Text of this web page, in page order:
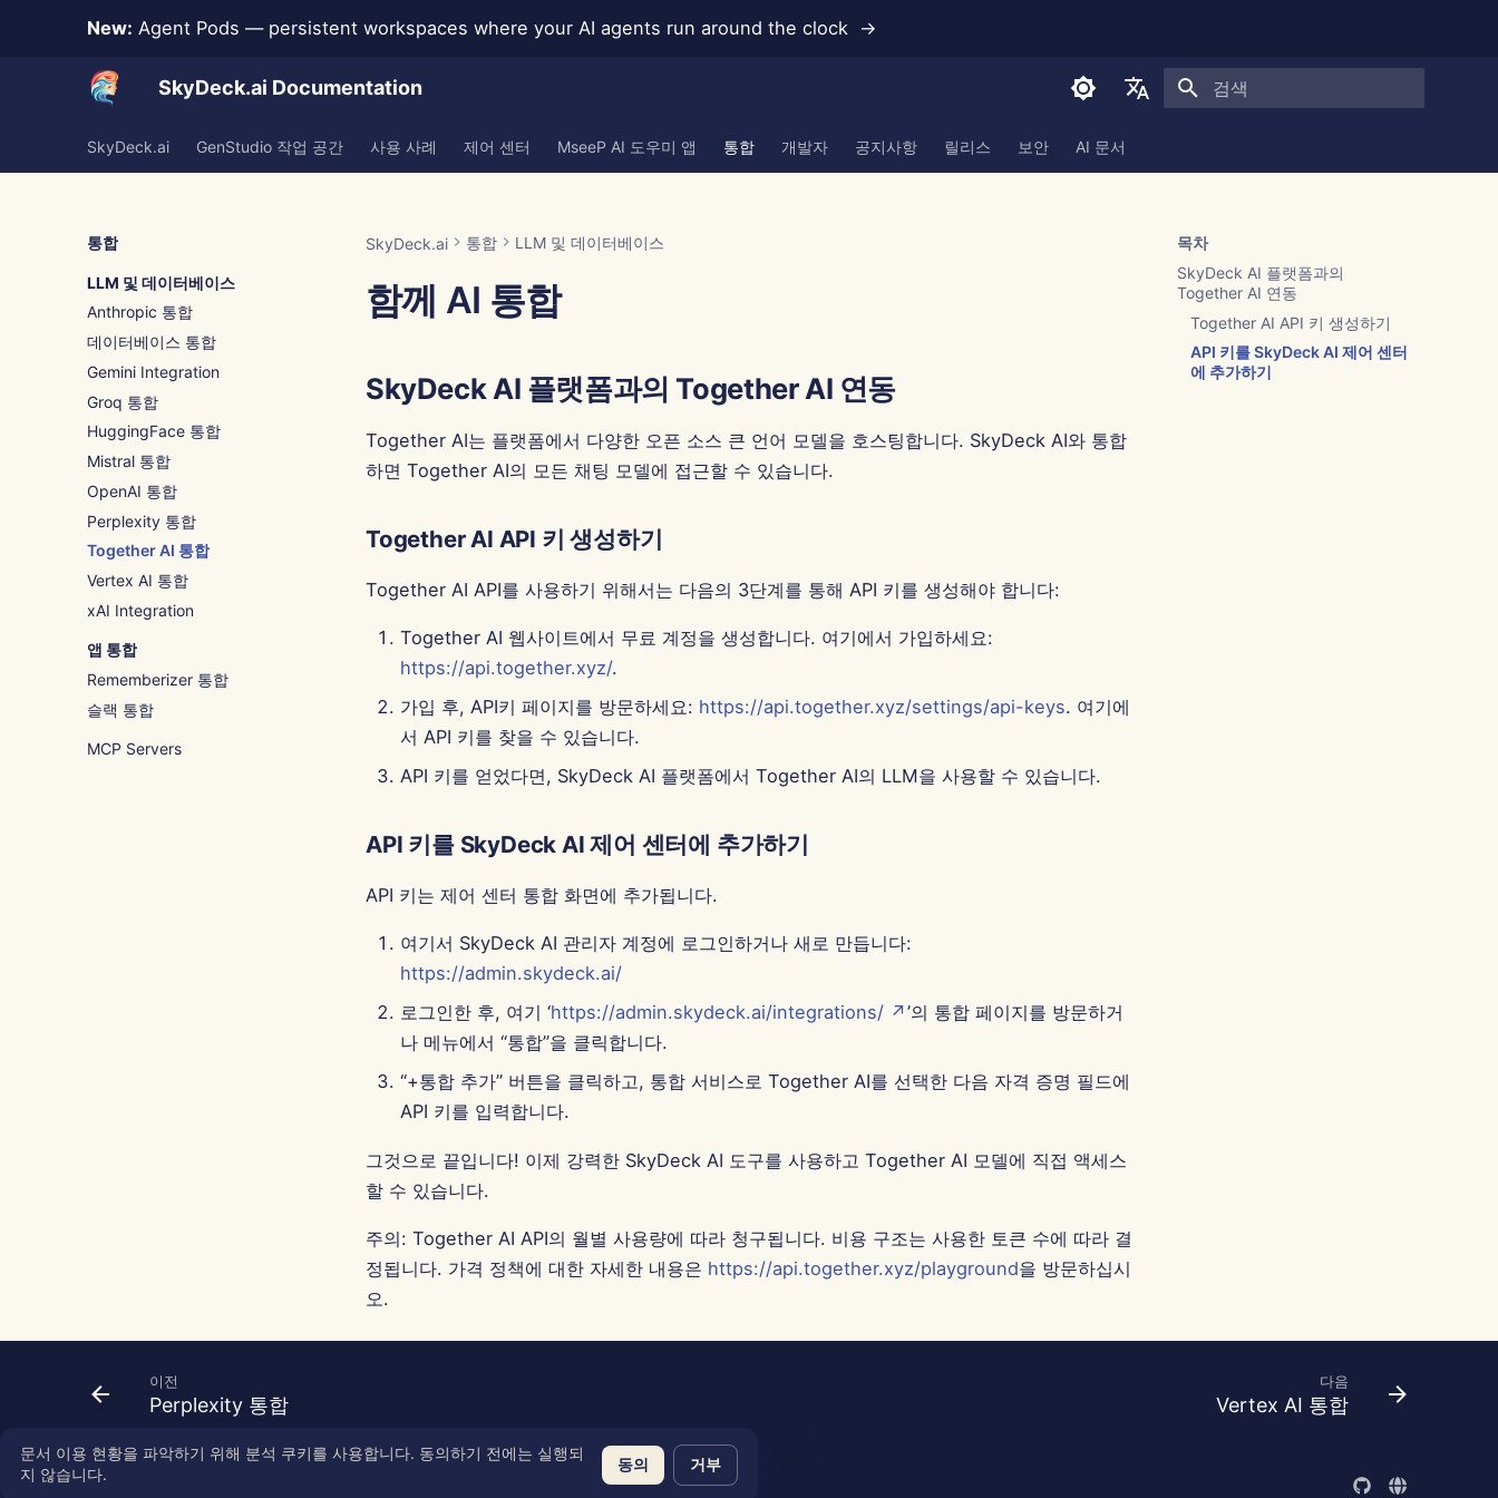
New: Agent Pods — persistent workspaces where your AI agents run around the clock →
SkyDeck.ai Documentation
English
SkyDeck.ai GenStudio 작업 공간 사용 사례 제어 센터 MseeP AI 도우미 앱 통합 개발자 공지사항 릴리스 보안 AI 문서
통합
LLM 및 데이터베이스
Anthropic 통합
데이터베이스 통합
Gemini Integration
Groq 통합
HuggingFace 통합
Mistral 통합
OpenAI 통합
Perplexity 통합
Together AI 통합
Vertex AI 통합
xAI Integration
앱 통합
Rememberizer 통합
슬랙 통합
MCP Servers
목차
SkyDeck AI 플랫폼과의
Together AI 연동
Together AI API 키 생성하기
API 키를 SkyDeck AI 제어 센터
에 추가하기
SkyDeck.ai 통합 LLM 및 데이터베이스
함께 AI 통합
SkyDeck AI 플랫폼과의 Together AI 연동
Together AI는 플랫폼에서 다양한 오픈 소스 큰 언어 모델을 호스팅합니다. SkyDeck AI와 통합
하면 Together AI의 모든 채팅 모델에 접근할 수 있습니다.
Together AI API 키 생성하기
Together AI API를 사용하기 위해서는 다음의 3단계를 통해 API 키를 생성해야 합니다:
Together AI 웹사이트에서 무료 계정을 생성합니다. 여기에서 가입하세요:
https://api.together.xyz/.
가입 후, API키 페이지를 방문하세요: https://api.together.xyz/settings/api-keys. 여기에
서 API 키를 찾을 수 있습니다.
API 키를 얻었다면, SkyDeck AI 플랫폼에서 Together AI의 LLM을 사용할 수 있습니다.
API 키를 SkyDeck AI 제어 센터에 추가하기
API 키는 제어 센터 통합 화면에 추가됩니다.
여기서 SkyDeck AI 관리자 계정에 로그인하거나 새로 만듭니다:
https://admin.skydeck.ai/
로그인한 후, 여기 ‘https://admin.skydeck.ai/integrations/ ↗’의 통합 페이지를 방문하거
나 메뉴에서 “통합”을 클릭합니다.
“+통합 추가” 버튼을 클릭하고, 통합 서비스로 Together AI를 선택한 다음 자격 증명 필드에
API 키를 입력합니다.
그것으로 끝입니다! 이제 강력한 SkyDeck AI 도구를 사용하고 Together AI 모델에 직접 액세스
할 수 있습니다.
주의: Together AI API의 월별 사용량에 따라 청구됩니다. 비용 구조는 사용한 토큰 수에 따라 결
정됩니다. 가격 정책에 대한 자세한 내용은 https://api.together.xyz/playground을 방문하십시
오.
이전
Perplexity 통합
다음
Vertex AI 통합
Copyright © 2026 SkyDeck AI Inc.
문서 이용 현황을 파악하기 위해 분석 쿠키를 사용합니다. 동의하기 전에는 실행되
지 않습니다.
동의 거부